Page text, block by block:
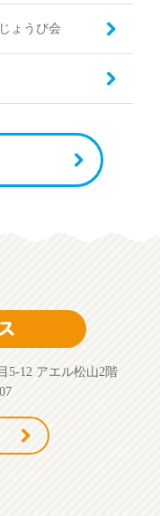
ょうび会
5-12 アエル松山2階